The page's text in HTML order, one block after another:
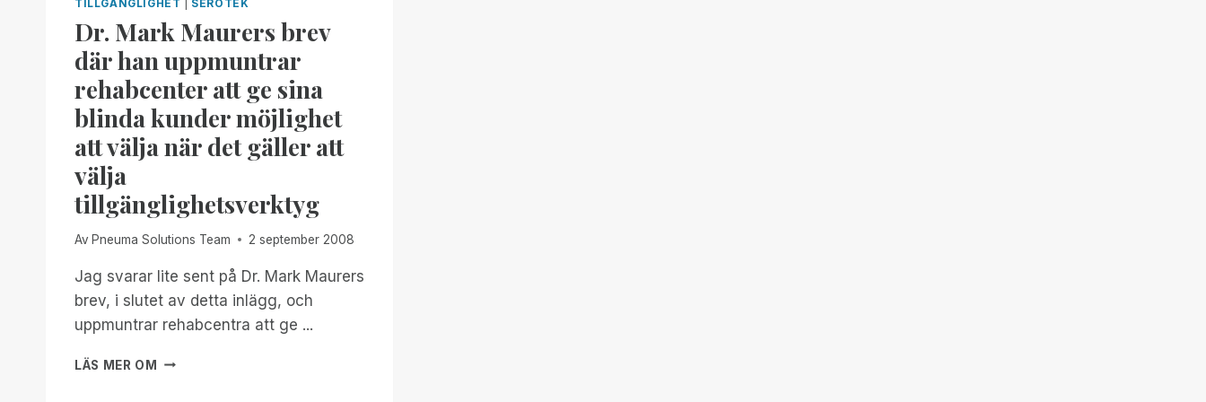
TILLGÄNGLIGHET SEROTEK
Dr. Mark Maurers brev
där han uppmuntrar
rehabcenter att ge sina
blinda kunder möjlighet
att välja när det gäller att
välja
tillgänglighetsverktyg
Av Pneuma Solutions Team 2 september 2008
Jag svarar lite sent på Dr. Mark Maurers
brev, i slutet av detta inlägg, och
uppmuntrar rehabcentra att ge ...
LÄS MER OM DR.